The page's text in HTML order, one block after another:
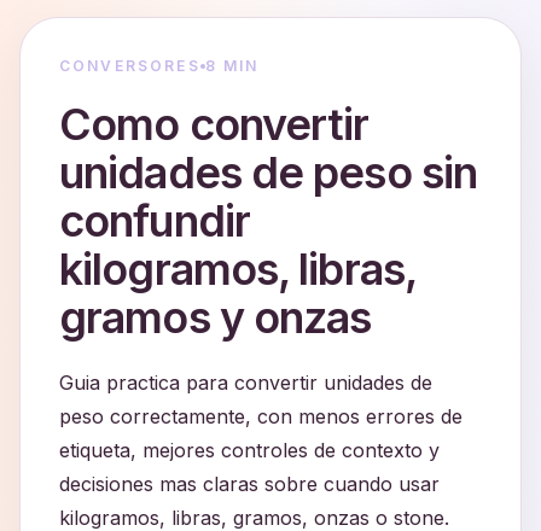
CONVERSORES 8 MIN
Como convertir
unidades de peso sin
confundir
kilogramos, libras,
gramos y onzas
Guia practica para convertir unidades de
peso correctamente, con menos errores de
etiqueta, mejores controles de contexto y
decisiones mas claras sobre cuando usar
kilogramos, libras, gramos, onzas o stone.